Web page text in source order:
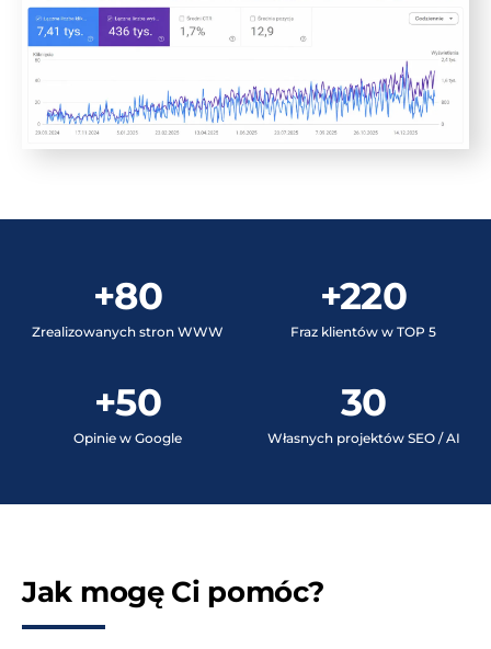
+80
Zrealizowanych stron WWW
+220
Fraz klientów w TOP 5
+50
Opinie w Google
30
Własnych projektów SEO / AI
Jak mogę Ci pomóc?